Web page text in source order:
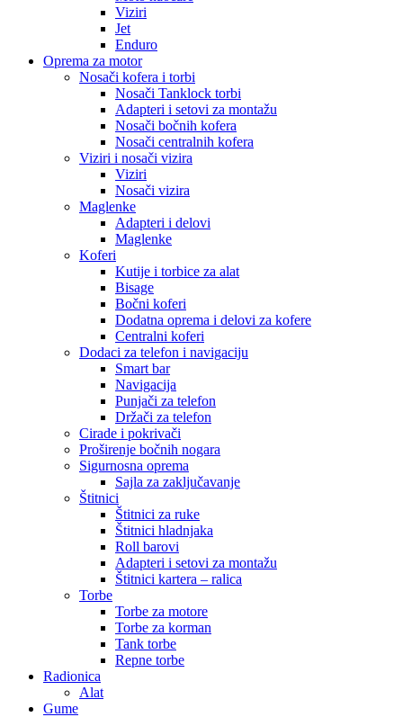
Viziri
Jet
Enduro
Oprema za motor
Nosači kofera i torbi
Nosači Tanklock torbi
Adapteri i setovi za montažu
Nosači bočnih kofera
Nosači centralnih kofera
Viziri i nosači vizira
Viziri
Nosači vizira
Maglenke
Adapteri i delovi
Maglenke
Koferi
Kutije i torbice za alat
Bisage
Bočni koferi
Dodatna oprema i delovi za kofere
Centralni koferi
Dodaci za telefon i navigaciju
Smart bar
Navigacija
Punjači za telefon
Držači za telefon
Cirade i pokrivači
Proširenje bočnih nogara
Sigurnosna oprema
Sajla za zaključavanje
Štitnici
Štitnici za ruke
Štitnici hladnjaka
Roll barovi
Adapteri i setovi za montažu
Štitnici kartera – ralica
Torbe
Torbe za motore
Torbe za korman
Tank torbe
Repne torbe
Radionica
Alat
Gume